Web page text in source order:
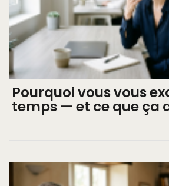
Pourquoi vous vous
temps — et ce que ça